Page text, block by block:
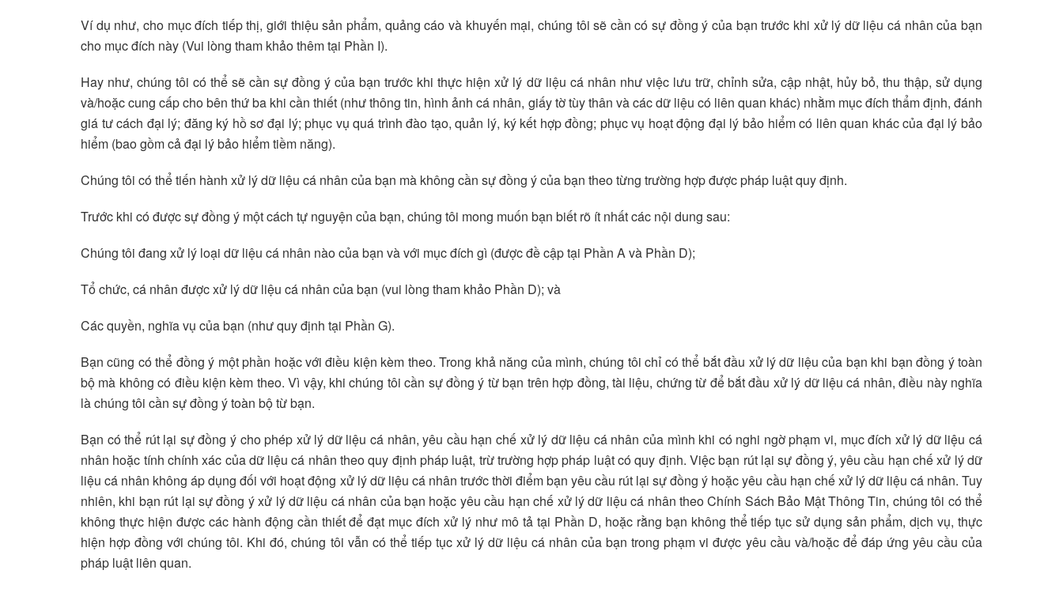
Ví dụ như, cho mục đích tiếp thị, giới thiệu sản phẩm, quảng cáo và khuyến mại, chúng tôi sẽ cần có sự đồng ý của bạn trước khi xử lý dữ liệu cá nhân của bạn
cho mục đích này (Vui lòng tham khảo thêm tại Phần I).
Hay như, chúng tôi có thể sẽ cần sự đồng ý của bạn trước khi thực hiện xử lý dữ liệu cá nhân như việc lưu trữ, chỉnh sửa, cập nhật, hủy bỏ, thu thập, sử dụng
và/hoặc cung cấp cho bên thứ ba khi cần thiết (như thông tin, hình ảnh cá nhân, giấy tờ tùy thân và các dữ liệu có liên quan khác) nhằm mục đích thẩm định, đánh
giá tư cách đại lý; đăng ký hồ sơ đại lý; phục vụ quá trình đào tạo, quản lý, ký kết hợp đồng; phục vụ hoạt động đại lý bảo hiểm có liên quan khác của đại lý bảo
hiểm (bao gồm cả đại lý bảo hiểm tiềm năng).
Chúng tôi có thể tiến hành xử lý dữ liệu cá nhân của bạn mà không cần sự đồng ý của bạn theo từng trường hợp được pháp luật quy định.
Trước khi có được sự đồng ý một cách tự nguyện của bạn, chúng tôi mong muốn bạn biết rõ ít nhất các nội dung sau:
Chúng tôi đang xử lý loại dữ liệu cá nhân nào của bạn và với mục đích gì (được đề cập tại Phần A và Phần D);
Tổ chức, cá nhân được xử lý dữ liệu cá nhân của bạn (vui lòng tham khảo Phần D); và
Các quyền, nghĩa vụ của bạn (như quy định tại Phần G).
Bạn cũng có thể đồng ý một phần hoặc với điều kiện kèm theo. Trong khả năng của mình, chúng tôi chỉ có thể bắt đầu xử lý dữ liệu của bạn khi bạn đồng ý toàn
bộ mà không có điều kiện kèm theo. Vì vậy, khi chúng tôi cần sự đồng ý từ bạn trên hợp đồng, tài liệu, chứng từ để bắt đầu xử lý dữ liệu cá nhân, điều này nghĩa
là chúng tôi cần sự đồng ý toàn bộ từ bạn.
Bạn có thể rút lại sự đồng ý cho phép xử lý dữ liệu cá nhân, yêu cầu hạn chế xử lý dữ liệu cá nhân của mình khi có nghi ngờ phạm vi, mục đích xử lý dữ liệu cá
nhân hoặc tính chính xác của dữ liệu cá nhân theo quy định pháp luật, trừ trường hợp pháp luật có quy định. Việc bạn rút lại sự đồng ý, yêu cầu hạn chế xử lý dữ
liệu cá nhân không áp dụng đối với hoạt động xử lý dữ liệu cá nhân trước thời điểm bạn yêu cầu rút lại sự đồng ý hoặc yêu cầu hạn chế xử lý dữ liệu cá nhân. Tuy
nhiên, khi bạn rút lại sự đồng ý xử lý dữ liệu cá nhân của bạn hoặc yêu cầu hạn chế xử lý dữ liệu cá nhân theo Chính Sách Bảo Mật Thông Tin, chúng tôi có thể
không thực hiện được các hành động cần thiết để đạt mục đích xử lý như mô tả tại Phần D, hoặc rằng bạn không thể tiếp tục sử dụng sản phẩm, dịch vụ, thực
hiện hợp đồng với chúng tôi. Khi đó, chúng tôi vẫn có thể tiếp tục xử lý dữ liệu cá nhân của bạn trong phạm vi được yêu cầu và/hoặc để đáp ứng yêu cầu của
pháp luật liên quan.